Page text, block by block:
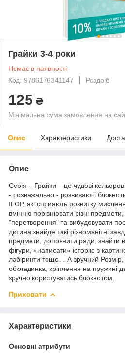
Грайки 3-4 роки
Немає в наявності
Код: 9786176341147
Роздріб
125 ₴
Мінімальна сума замовлення на
Опис Характеристики
Опис
Серія – Грайки – це чудові
- розважально - розвиваючі
ІГOР, які сприяють розвитку
вмінню порівнювати різні предмети,
"перетворення" та вибудовувати
дитина знайде такі різноманітні
предмети, доповнити ряди, знайти
фігури, «написати» історію з
лабіринти тощо… А зручний Розмір,
обкладинка, кріплення на пружині
зручно користуватись блокнотом.
Приховати
Характеристики
Основні атрибути